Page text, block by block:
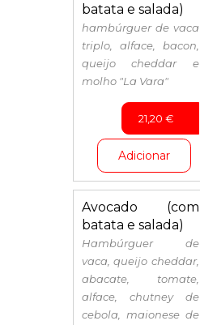
batata e salada)
hambúrguer de vaca
triplo, alface, bacon,
queijo cheddar e
molho "La Vara"
21,20 €
Adicionar
Avocado (com
batata e salada)
Hambúrguer de
vaca, queijo cheddar,
abacate, tomate,
alface, chutney de
cebola, maionese de